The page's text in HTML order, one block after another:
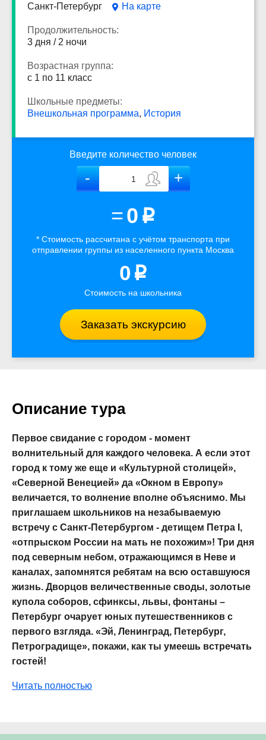
Санкт-Петербург
На карте
Продолжительность:
3 дня / 2 ночи
Возрастная группа:
с 1 по 11 класс
Школьные предметы:
Внешкольная программа, История
Введите количество человек
=0 p
* Стоимость рассчитана с учётом транспорта при
отправлении группы из населенного пункта Москва
0 p
Стоимость на школьника
Заказать экскурсию
Описание тура
Первое свидание с городом - момент
волнительный для каждого человека. А если этот
город к тому же еще и «Культурной столицей»,
«Северной Венецией» да «Окном в Европу»
величается, то волнение вполне объяснимо. Мы
приглашаем школьников на незабываемую
встречу с Санкт-Петербургом - детищем Петра I,
«отпрыском России на мать не похожим»! Три дня
под северным небом, отражающимся в Неве и
каналах, запомнятся ребятам на всю оставшуюся
жизнь. Дворцов величественные своды, золотые
купола соборов, сфинксы, львы, фонтаны –
Петербург очарует юных путешественников с
первого взгляда. «Эй, Ленинград, Петербург,
Петроградище», покажи, как ты умеешь встречать
гостей!
Читать полностью